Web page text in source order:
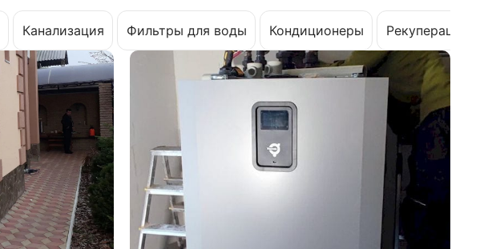
Канализация Фильтры для воды Кондиционеры Рекуперация